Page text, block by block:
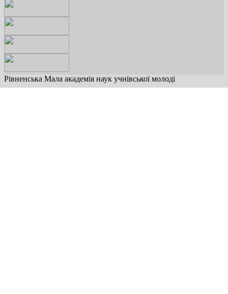
Рівненська Мала академія наук учнівської молоді